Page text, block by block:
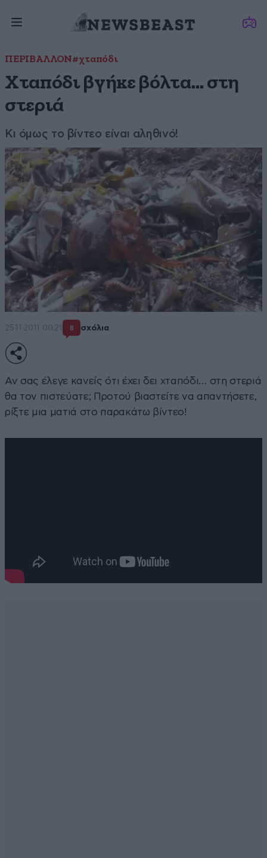
ΠΕΡΙΒΑΛΛΟΝ#χταπόδι
Χταπόδι βγήκε βόλτα… στη
στεριά
Κι όμως το βίντεο είναι αληθινό!
25·11·2011 00:21 8 σχόλια
Αν σας έλεγε κανείς ότι έχει δει χταπόδι… στη στεριά
θα τον πιστεύατε; Προτού βιαστείτε να απαντήσετε,
ρίξτε μια ματιά στο παρακάτω βίντεο!